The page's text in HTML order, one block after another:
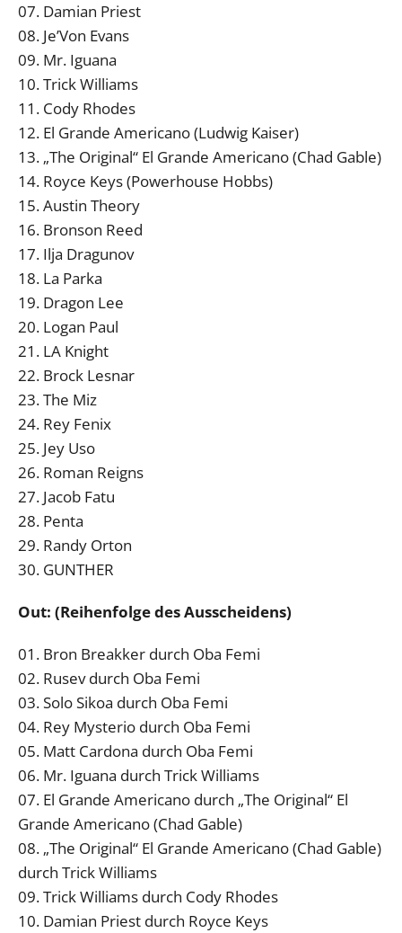
07. Damian Priest
08. Je’Von Evans
09. Mr. Iguana
10. Trick Williams
11. Cody Rhodes
12. El Grande Americano (Ludwig Kaiser)
13. „The Original“ El Grande Americano (Chad Gable)
14. Royce Keys (Powerhouse Hobbs)
15. Austin Theory
16. Bronson Reed
17. Ilja Dragunov
18. La Parka
19. Dragon Lee
20. Logan Paul
21. LA Knight
22. Brock Lesnar
23. The Miz
24. Rey Fenix
25. Jey Uso
26. Roman Reigns
27. Jacob Fatu
28. Penta
29. Randy Orton
30. GUNTHER
Out: (Reihenfolge des Ausscheidens)
01. Bron Breakker durch Oba Femi
02. Rusev durch Oba Femi
03. Solo Sikoa durch Oba Femi
04. Rey Mysterio durch Oba Femi
05. Matt Cardona durch Oba Femi
06. Mr. Iguana durch Trick Williams
07. El Grande Americano durch „The Original“ El
Grande Americano (Chad Gable)
08. „The Original“ El Grande Americano (Chad Gable)
durch Trick Williams
09. Trick Williams durch Cody Rhodes
10. Damian Priest durch Royce Keys